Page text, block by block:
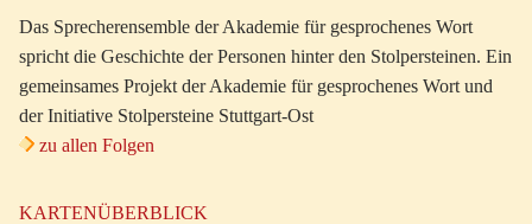
Das Sprecherensemble der Akademie für gesprochenes Wort
spricht die Geschichte der Personen hinter den Stolpersteinen. Ein
gemeinsames Projekt der Akademie für gesprochenes Wort und
der Initiative Stolpersteine Stuttgart-Ost
zu allen Folgen
KARTENÜBERBLICK